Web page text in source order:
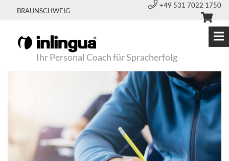
BRAUNSCHWEIG
+49 531 7022 1750
Ihr Personal Coach für Spracherfolg